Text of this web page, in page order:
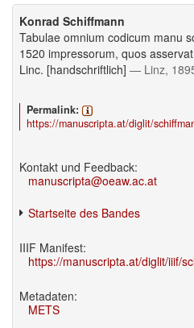
Konrad Schiffmann
Tabulae omnium codicum manu
1520 impressorum, quos
Linc. [handschriftlich] — Linz,
Permalink:
https://manuscripta.at/diglit/
Kontakt und Feedback:
manuscripta@oeaw.ac.at
Startseite des Bandes
IIIF Manifest:
https://manuscripta.at/diglit/iiif/
Metadaten:
METS